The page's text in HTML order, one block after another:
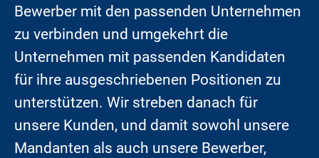
Bewerber mit den passenden Unternehmen
zu verbinden und umgekehrt die
Unternehmen mit passenden Kandidaten
für ihre ausgeschriebenen Positionen zu
unterstützen. Wir streben danach für
unsere Kunden, und damit sowohl unsere
Mandanten als auch unsere Bewerber,